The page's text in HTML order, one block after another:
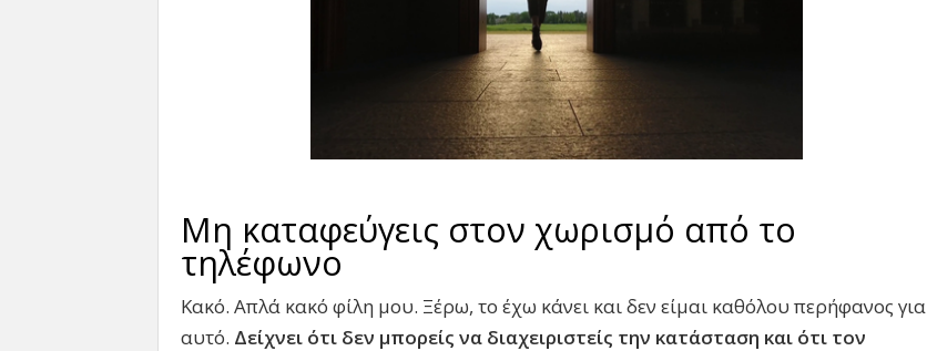
Μη καταφεύγεις στον χωρισμό από το
τηλέφωνο
Κακό. Απλά κακό φίλη μου. Ξέρω, το έχω κάνει και δεν είμαι καθόλου περήφανος για
αυτό. Δείχνει ότι δεν μπορείς να διαχειριστείς την κατάσταση και ότι τον